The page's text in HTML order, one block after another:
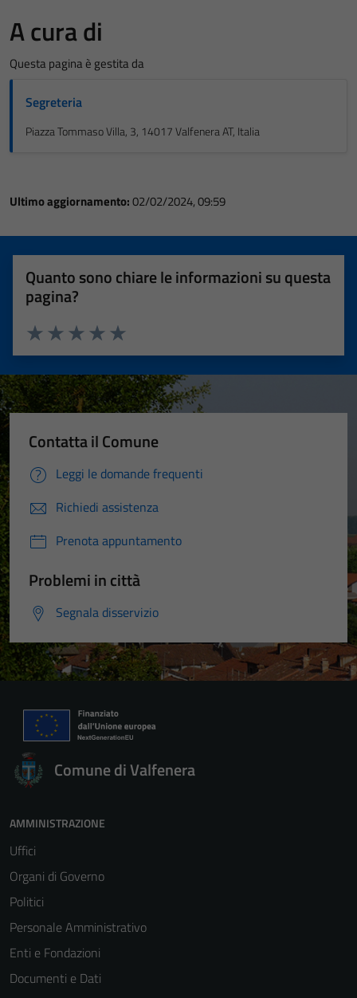
A cura di
Questa pagina è gestita da
Segreteria
Piazza Tommaso Villa, 3, 14017 Valfenera AT, Italia
Ultimo aggiornamento:02/02/2024, 09:59
Quanto sono chiare le informazioni su questa
pagina?
Valuta 5 stelle su 5
Valuta 4 stelle su 5
Valuta 3 stelle su 5
Valuta 2 stelle su 5
Valuta 1 stelle su 5
Contatta il Comune
Leggi le domande frequenti
Richiedi assistenza
Prenota appuntamento
Problemi in città
Segnala disservizio
Comune di Valfenera
AMMINISTRAZIONE
Uffici
Organi di Governo
Politici
Personale Amministrativo
Enti e Fondazioni
Documenti e Dati